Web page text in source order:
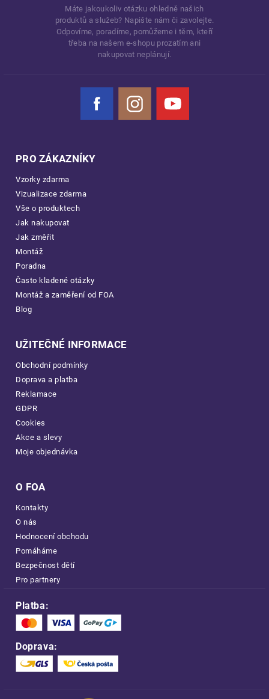
Máte jakoukoliv otázku ohledně našich
produktů a služeb? Napište nám či zavolejte.
Odpovíme, poradíme, pomůžeme i těm, kteří
třeba na našem e-shopu prozatím ani
nakupovat neplánují.
Facebook Instagram YouTube
PRO ZÁKAZNÍKY
Vzorky zdarma
Vizualizace zdarma
Vše o produktech
Jak nakupovat
Jak změřit
Montáž
Poradna
Často kladené otázky
Montáž a zaměření od FOA
Blog
UŽITEČNÉ INFORMACE
Obchodní podmínky
Doprava a platba
Reklamace
GDPR
Cookies
Akce a slevy
Moje objednávka
O FOA
Kontakty
O nás
Hodnocení obchodu
Pomáháme
Bezpečnost dětí
Pro partnery
Platba:
Doprava: